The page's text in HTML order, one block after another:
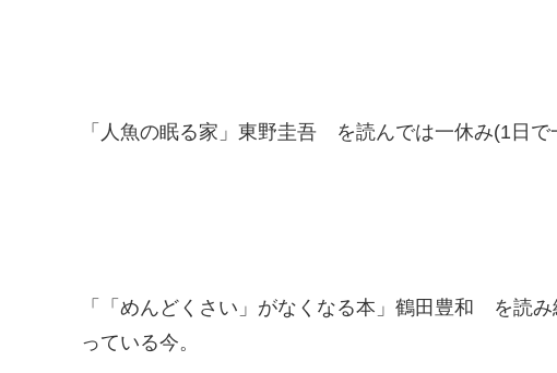
「人魚の眠る家」東野圭吾 を読んでは一休み(1日
「「めんどくさい」がなくなる本」鶴田豊和 を読
っている今。